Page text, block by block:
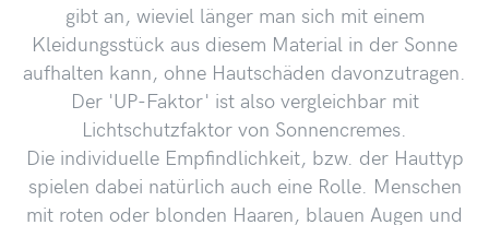
gibt an, wieviel länger man sich mit einem
Kleidungsstück aus diesem Material in der Sonne
aufhalten kann, ohne Hautschäden davonzutragen.
Der 'UP-Faktor' ist also vergleichbar mit
Lichtschutzfaktor von Sonnencremes.
Die individuelle Empfindlichkeit, bzw. der Hauttyp
spielen dabei natürlich auch eine Rolle. Menschen
mit roten oder blonden Haaren, blauen Augen und